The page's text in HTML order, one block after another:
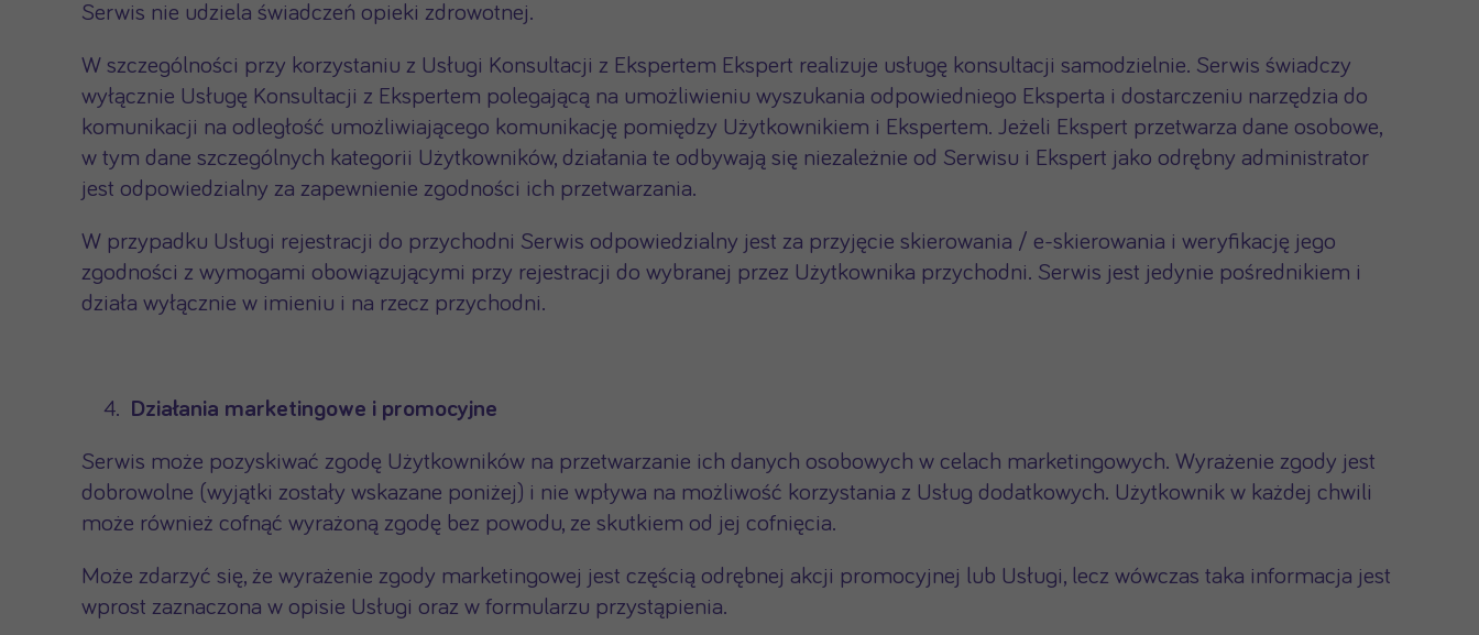
Serwis nie udziela świadczeń opieki zdrowotnej.
W szczególności przy korzystaniu z Usługi Konsultacji z Ekspertem Ekspert realizuje usługę konsultacji samodzielnie. Serwis świadczy
wyłącznie Usługę Konsultacji z Ekspertem polegającą na umożliwieniu wyszukania odpowiedniego Eksperta i dostarczeniu narzędzia do
komunikacji na odległość umożliwiającego komunikację pomiędzy Użytkownikiem i Ekspertem. Jeżeli Ekspert przetwarza dane osobowe,
w tym dane szczególnych kategorii Użytkowników, działania te odbywają się niezależnie od Serwisu i Ekspert jako odrębny administrator
jest odpowiedzialny za zapewnienie zgodności ich przetwarzania.
W przypadku Usługi rejestracji do przychodni Serwis odpowiedzialny jest za przyjęcie skierowania / e-skierowania i weryfikację jego
zgodności z wymogami obowiązującymi przy rejestracji do wybranej przez Użytkownika przychodni. Serwis jest jedynie pośrednikiem i
działa wyłącznie w imieniu i na rzecz przychodni.
Działania marketingowe i promocyjne
Serwis może pozyskiwać zgodę Użytkowników na przetwarzanie ich danych osobowych w celach marketingowych. Wyrażenie zgody jest
dobrowolne (wyjątki zostały wskazane poniżej) i nie wpływa na możliwość korzystania z Usług dodatkowych. Użytkownik w każdej chwili
może również cofnąć wyrażoną zgodę bez powodu, ze skutkiem od jej cofnięcia.
Może zdarzyć się, że wyrażenie zgody marketingowej jest częścią odrębnej akcji promocyjnej lub Usługi, lecz wówczas taka informacja jest
wprost zaznaczona w opisie Usługi oraz w formularzu przystąpienia.